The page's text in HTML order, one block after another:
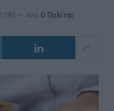
ΠΜ Από Ο Πολίτης